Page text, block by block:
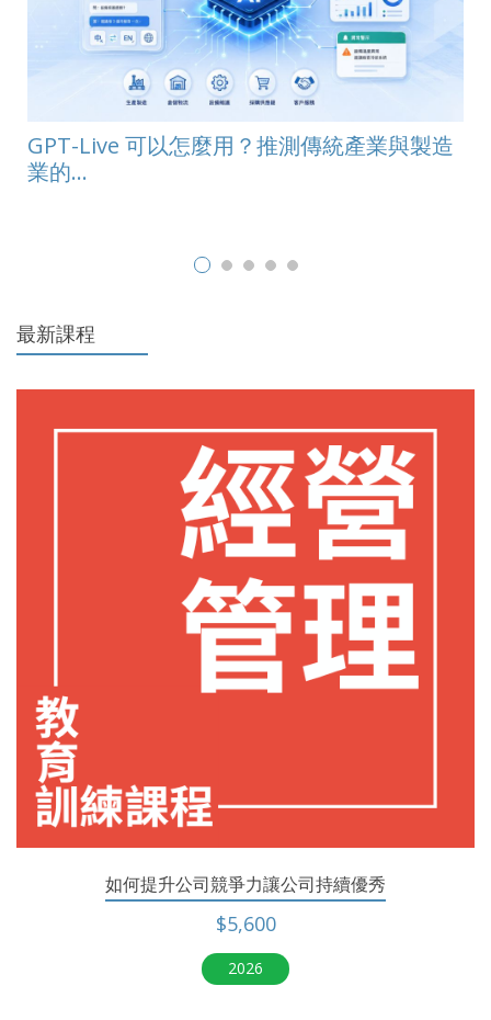
GPT-Live 可以怎麼用？推測傳統產業與製造
業的...
最新課程
如何提升公司競爭力讓公司持續優秀
$5,600
2026